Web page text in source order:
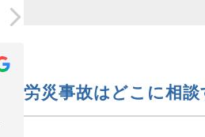
星4.5とします。
離婚及び婚姻費用、養育費、
労災事故はどこに相